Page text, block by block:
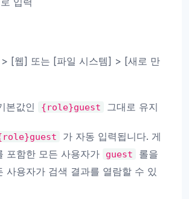
[웹] 또는 [파일 시스템] > [새로 만
본값인 {role}guest 그대로 유지
가 자동 입력됩니다. 게
포함한 모든 사용자가
guest
롤을
사용자가 검색 결과를 열람할 수 있